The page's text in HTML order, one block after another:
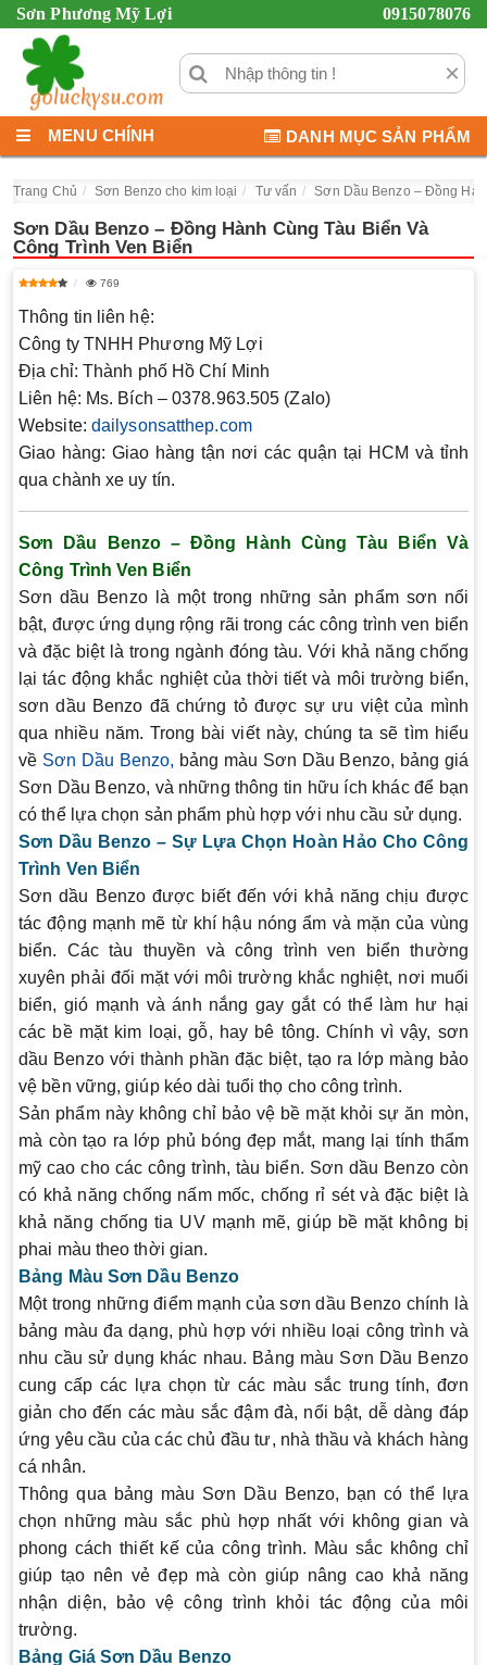
Sơn Phương Mỹ Lợi 0915078076
×
MENU CHÍNH DANH MỤC SẢN PHẨM
Trang Chủ Sơn Benzo cho kim loại Tư vấn Sơn Dầu Benzo – Đồng
Sơn Dầu Benzo – Đồng Hành Cùng Tàu Biển Và
Công Trình Ven Biển
769
Thông tin liên hệ:
Công ty TNHH Phương Mỹ Lợi
Địa chỉ: Thành phố Hồ Chí Minh
Liên hệ: Ms. Bích – 0378.963.505 (Zalo)
Website: dailysonsatthep.com
Giao hàng: Giao hàng tận nơi các quận tại HCM và tỉnh
qua chành xe uy tín.
Sơn Dầu Benzo – Đồng Hành Cùng Tàu Biển Và
Công Trình Ven Biển
Sơn dầu Benzo là một trong những sản phẩm sơn nổi
bật, được ứng dụng rộng rãi trong các công trình ven biển
và đặc biệt là trong ngành đóng tàu. Với khả năng chống
lại tác động khắc nghiệt của thời tiết và môi trường biển,
sơn dầu Benzo đã chứng tỏ được sự ưu việt của mình
qua nhiều năm. Trong bài viết này, chúng ta sẽ tìm hiểu
về Sơn Dầu Benzo, bảng màu Sơn Dầu Benzo, bảng giá
Sơn Dầu Benzo, và những thông tin hữu ích khác để bạn
có thể lựa chọn sản phẩm phù hợp với nhu cầu sử dụng.
Sơn Dầu Benzo – Sự Lựa Chọn Hoàn Hảo Cho Công
Trình Ven Biển
Sơn dầu Benzo được biết đến với khả năng chịu được
tác động mạnh mẽ từ khí hậu nóng ẩm và mặn của vùng
biển. Các tàu thuyền và công trình ven biển thường
xuyên phải đối mặt với môi trường khắc nghiệt, nơi muối
biển, gió mạnh và ánh nắng gay gắt có thể làm hư hại
các bề mặt kim loại, gỗ, hay bê tông. Chính vì vậy, sơn
dầu Benzo với thành phần đặc biệt, tạo ra lớp màng bảo
vệ bền vững, giúp kéo dài tuổi thọ cho công trình.
Sản phẩm này không chỉ bảo vệ bề mặt khỏi sự ăn mòn,
mà còn tạo ra lớp phủ bóng đẹp mắt, mang lại tính thẩm
mỹ cao cho các công trình, tàu biển. Sơn dầu Benzo còn
có khả năng chống nấm mốc, chống rỉ sét và đặc biệt là
khả năng chống tia UV mạnh mẽ, giúp bề mặt không bị
phai màu theo thời gian.
Bảng Màu Sơn Dầu Benzo
Một trong những điểm mạnh của sơn dầu Benzo chính là
bảng màu đa dạng, phù hợp với nhiều loại công trình và
nhu cầu sử dụng khác nhau. Bảng màu Sơn Dầu Benzo
cung cấp các lựa chọn từ các màu sắc trung tính, đơn
giản cho đến các màu sắc đậm đà, nổi bật, dễ dàng đáp
ứng yêu cầu của các chủ đầu tư, nhà thầu và khách hàng
cá nhân.
Thông qua bảng màu Sơn Dầu Benzo, bạn có thể lựa
chọn những màu sắc phù hợp nhất với không gian và
phong cách thiết kế của công trình. Màu sắc không chỉ
giúp tạo nên vẻ đẹp mà còn giúp nâng cao khả năng
nhận diện, bảo vệ công trình khỏi tác động của môi
trường.
Bảng Giá Sơn Dầu Benzo